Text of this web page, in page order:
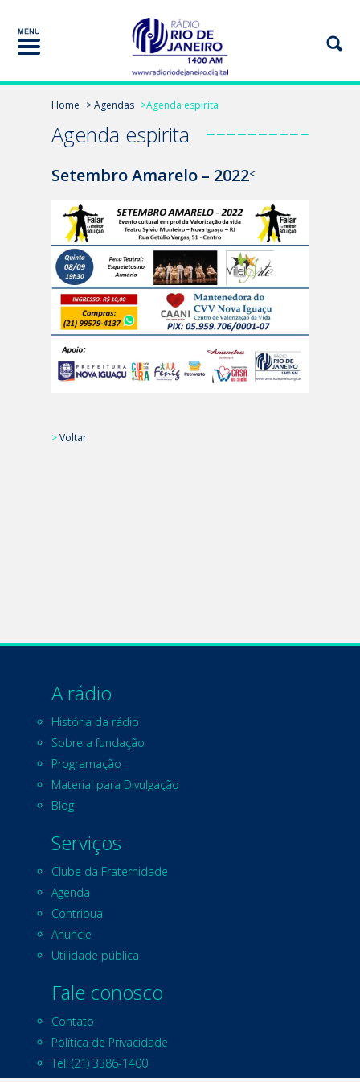
Home > Agendas >Agenda espirita
Agenda espirita
Setembro Amarelo – 2022<
>Voltar
A rádio
História da rádio
Sobre a fundação
Programação
Material para Divulgação
Blog
Serviços
Clube da Fraternidade
Agenda
Contribua
Anuncie
Utilidade pública
Fale conosco
Contato
Política de Privacidade
Tel: (21) 3386-1400